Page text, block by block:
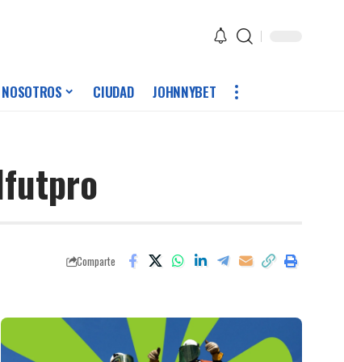
NOSOTROS CIUDAD JOHNNYBET
Comparte